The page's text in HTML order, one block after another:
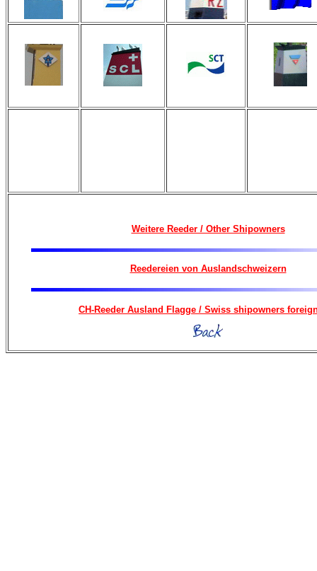
Weitere Reeder / Other Shipowners
Reedereien von Auslandschweizern
CH-Reeder Ausland Flagge / Swiss shipowners